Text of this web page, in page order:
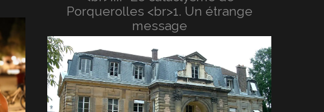
Porquerolles <br>1. Un étrange
message